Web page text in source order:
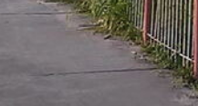
a
16 de junho de 2026